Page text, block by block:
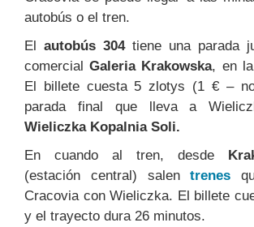
autobús o el tren.
El autobús 304tiene una parada
comercialGaleria Krakowska, en
El billete cuesta 5 zlotys (1 € –
parada final que lleva a
Wieliczka Kopalnia Soli.
En cuando al tren, desde
(estación central) salentrenes
Cracovia con Wieliczka. El billete
y el trayecto dura 26 minutos.